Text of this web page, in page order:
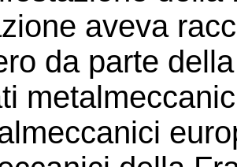
aveva
da parte